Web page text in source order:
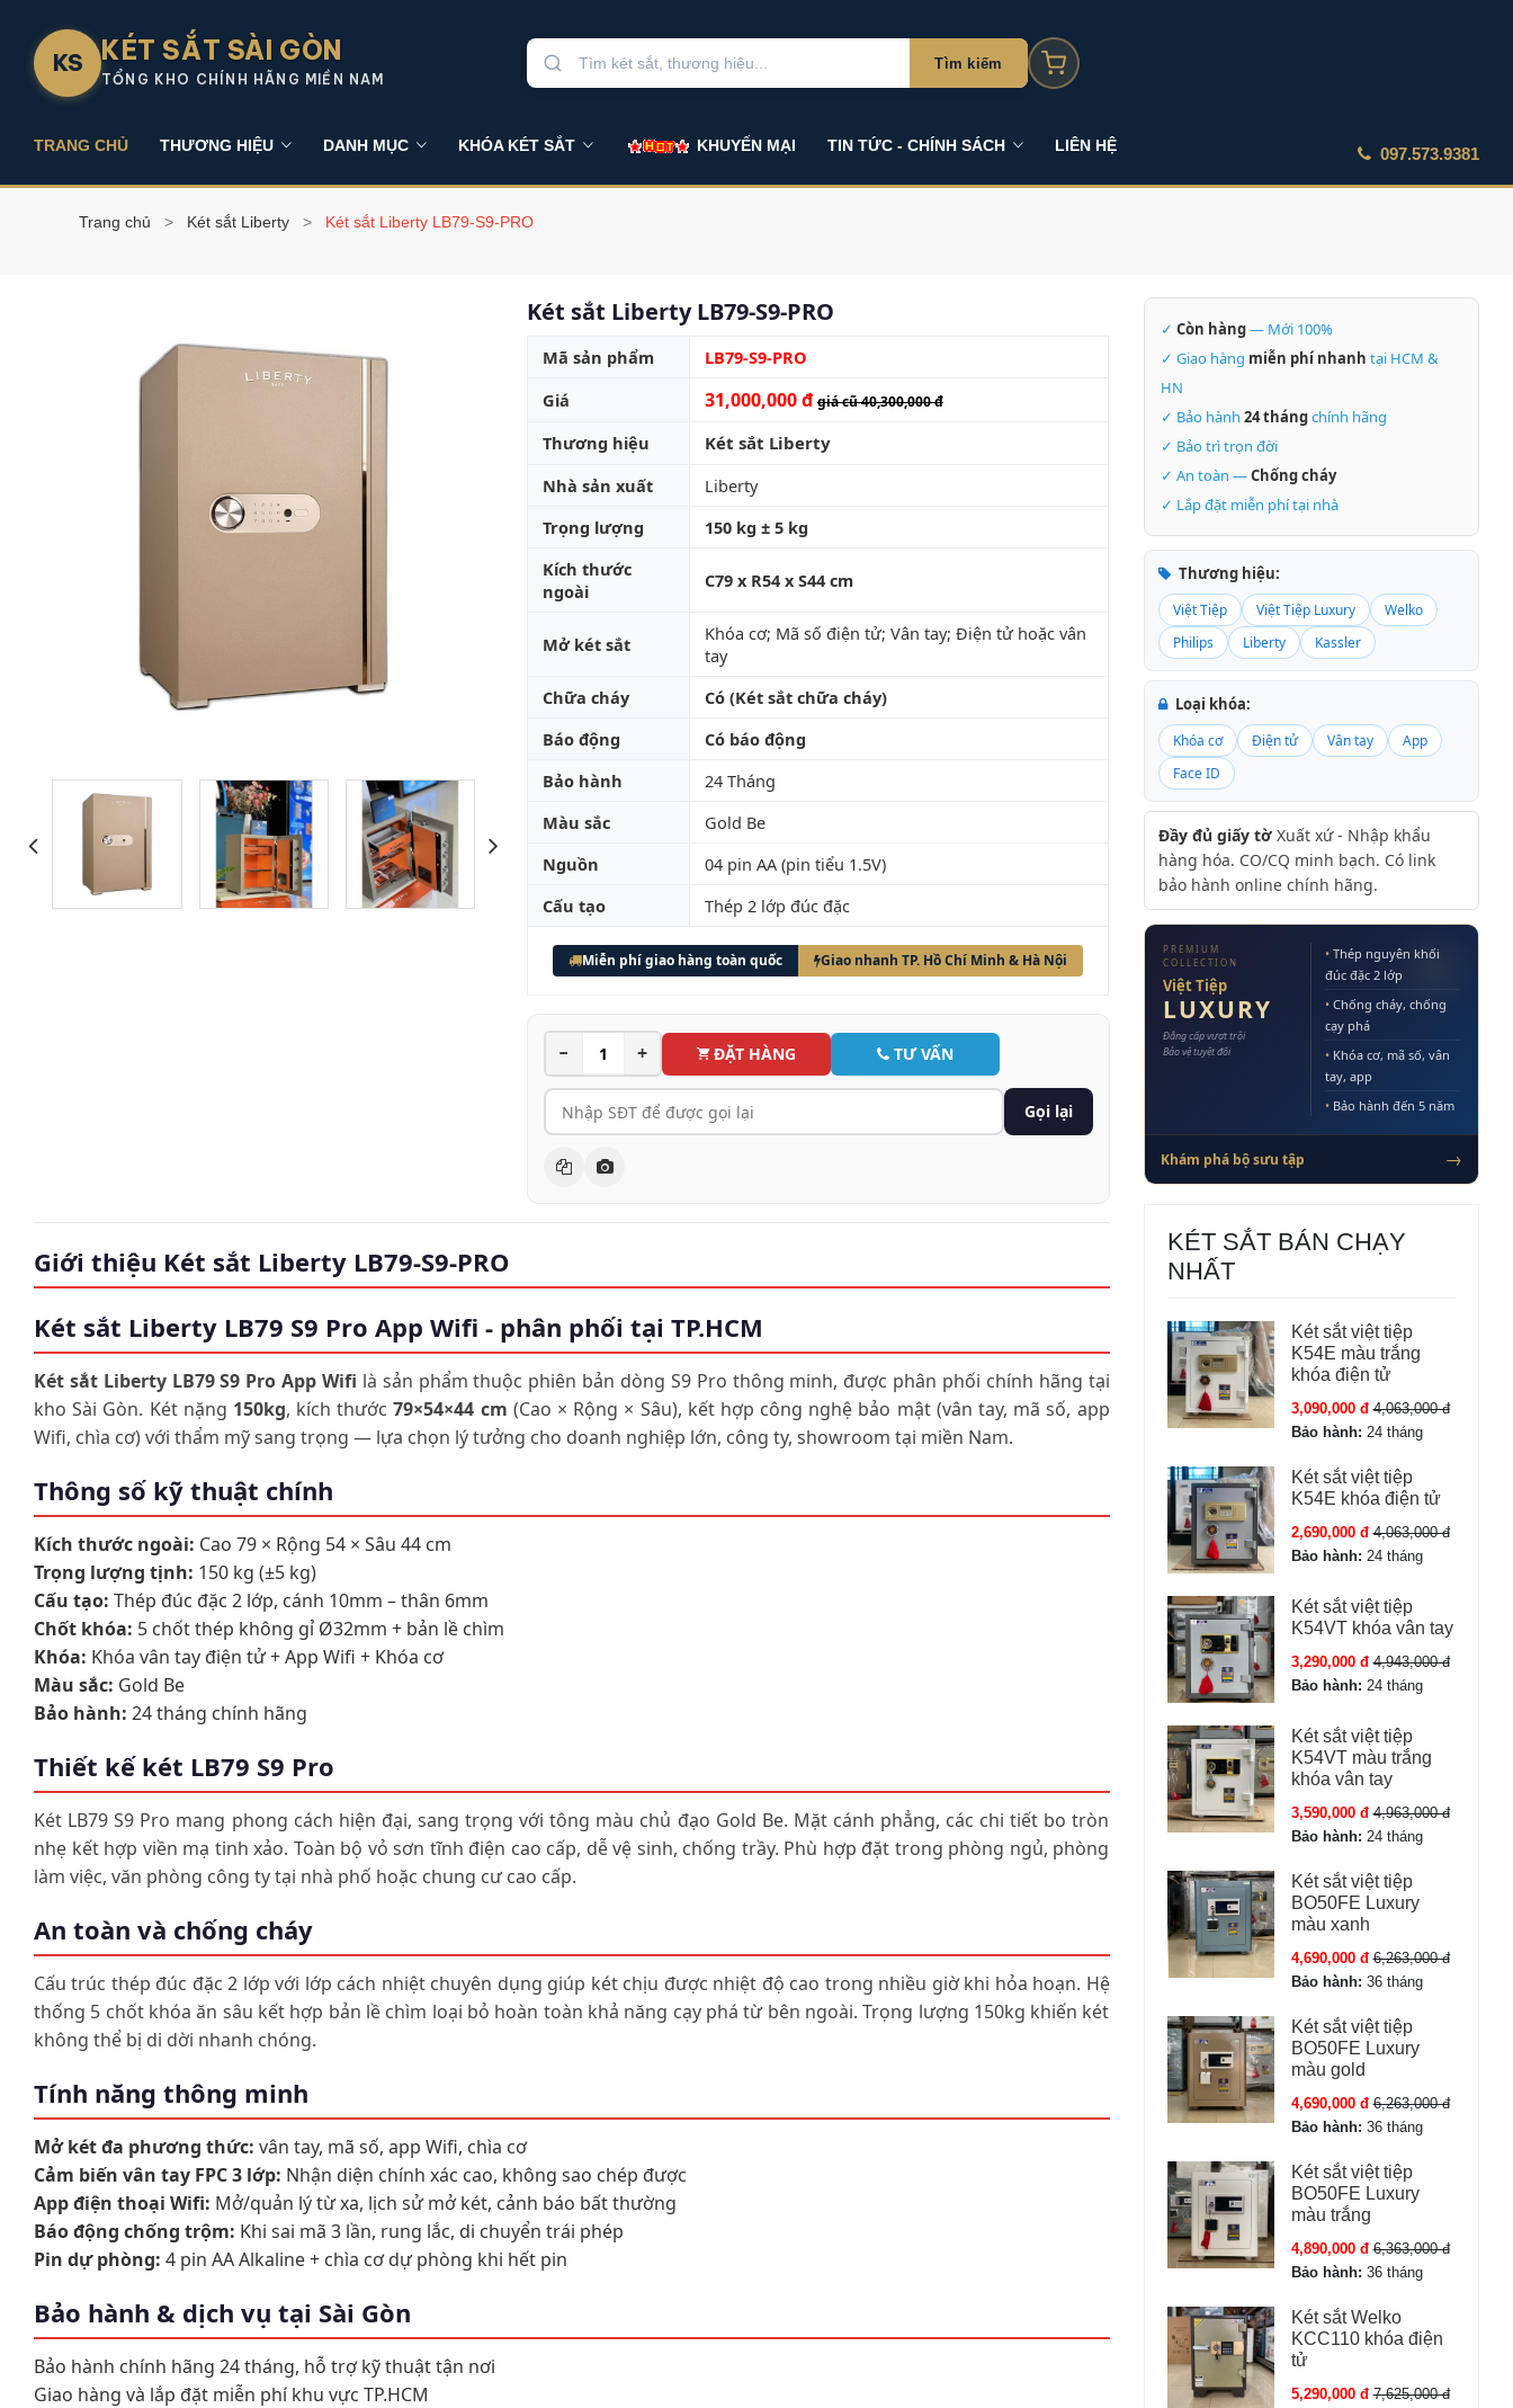
KS KÉT SẮT SÀI GÒN
TỔNG KHO CHÍNH HÃNG MIỀN NAM
Tìm kiếm
TRANG CHỦ THƯƠNG HIỆU DANH MỤC KHÓA KÉT SẮT KHUYẾN MẠI TIN TỨC - CHÍNH SÁCH LIÊN HỆ 097.573.9381
Trang chủ Két sắt Liberty Két sắt Liberty LB79-S9-PRO
Két sắt Liberty LB79-S9-PRO
Mã sản phẩm
LB79-S9-PRO
Giá
31,000,000 đ giá cũ 40,300,000 đ
Thương hiệu
Két sắt Liberty
Nhà sản xuất
Liberty
Trọng lượng
150 kg ± 5 kg
Kích thước
ngoài
C79 x R54 x S44 cm
Mở két sắt
Khóa cơ; Mã số điện tử; Vân tay; Điện tử hoặc vân
tay
Chữa cháy
Có (Két sắt chữa cháy)
Báo động
Có báo động
Bảo hành
24 Tháng
Màu sắc
Gold Be
Nguồn
04 pin AA (pin tiểu 1.5V)
Cấu tạo
Thép 2 lớp đúc đặc
Miễn phí giao hàng toàn quốc Giao nhanh TP. Hồ Chí Minh & Hà Nội
− + ĐẶT HÀNG TƯ VẤN
Gọi lại
✓ Còn hàng— Mới 100%
✓ Giao hàng miễn phí nhanh tại HCM &
HN
✓ Bảo hành 24 thángchính hãng
✓ Bảo trì trọn đời
✓ An toàn —Chống cháy
✓ Lắp đặt miễn phí tại nhà
Thương hiệu:
Việt Tiệp Việt Tiệp Luxury
Welko
Philips
Liberty Kassler
Loại khóa:
Khóa cơ Điện tử Vân tay
App
Face ID
Đầy đủ giấy tờXuất xứ - Nhập khẩu
hàng hóa. CO/CQ minh bạch. Có link
bảo hành online chính hãng.
PREMIUM
COLLECTION
Việt Tiệp
LUXURY
Đẳng cấp vượt trội
Bảo vệ tuyệt đối
• Thép nguyên khối
đúc đặc 2 lớp
• Chống cháy, chống
cạy phá
• Khóa cơ, mã số, vân
tay, app
• Bảo hành đến 5 năm
Khám phá bộ sưu tập →
Giới thiệu Két sắt Liberty LB79-S9-PRO
Két sắt Liberty LB79 S9 Pro App Wifi - phân phối tại TP.HCM
Két sắt Liberty LB79 S9 Pro App Wifi là sản phẩm thuộc phiên bản dòng S9 Pro thông minh, được phân phối chính hãng tại
kho Sài Gòn. Két nặng 150kg, kích thước79×54×44 cm (Cao × Rộng × Sâu), kết hợp công nghệ bảo mật (vân tay, mã số, app
Wifi, chìa cơ) với thẩm mỹ sang trọng — lựa chọn lý tưởng cho doanh nghiệp lớn, công ty, showroom tại miền Nam.
Thông số kỹ thuật chính
Kích thước ngoài: Cao 79 × Rộng 54 × Sâu 44 cm
Trọng lượng tịnh: 150 kg (±5 kg)
Cấu tạo: Thép đúc đặc 2 lớp, cánh 10mm – thân 6mm
Chốt khóa: 5 chốt thép không gỉ Ø32mm + bản lề chìm
Khóa: Khóa vân tay điện tử + App Wifi + Khóa cơ
Màu sắc: Gold Be
Bảo hành: 24 tháng chính hãng
Thiết kế két LB79 S9 Pro
Két LB79 S9 Pro mang phong cách hiện đại, sang trọng với tông màu chủ đạo Gold Be. Mặt cánh phẳng, các chi tiết bo tròn
nhẹ kết hợp viền mạ tinh xảo. Toàn bộ vỏ sơn tĩnh điện cao cấp, dễ vệ sinh, chống trầy. Phù hợp đặt trong phòng ngủ, phòng
làm việc, văn phòng công ty tại nhà phố hoặc chung cư cao cấp.
An toàn và chống cháy
Cấu trúc thép đúc đặc 2 lớp với lớp cách nhiệt chuyên dụng giúp két chịu được nhiệt độ cao trong nhiều giờ khi hỏa hoạn. Hệ
thống 5 chốt khóa ăn sâu kết hợp bản lề chìm loại bỏ hoàn toàn khả năng cạy phá từ bên ngoài. Trọng lượng 150kg khiến két
không thể bị di dời nhanh chóng.
Tính năng thông minh
Mở két đa phương thức: vân tay, mã số, app Wifi, chìa cơ
Cảm biến vân tay FPC 3 lớp: Nhận diện chính xác cao, không sao chép được
App điện thoại Wifi: Mở/quản lý từ xa, lịch sử mở két, cảnh báo bất thường
Báo động chống trộm: Khi sai mã 3 lần, rung lắc, di chuyển trái phép
Pin dự phòng: 4 pin AA Alkaline + chìa cơ dự phòng khi hết pin
Bảo hành & dịch vụ tại Sài Gòn
Bảo hành chính hãng 24 tháng, hỗ trợ kỹ thuật tận nơi
Giao hàng và lắp đặt miễn phí khu vực TP.HCM
KÉT SẮT BÁN CHẠY
NHẤT
Két sắt việt tiệp
K54E màu trắng
khóa điện tử
3,090,000 đ 4,063,000 đ
Bảo hành: 24 tháng
Két sắt việt tiệp
K54E khóa điện tử
2,690,000 đ 4,063,000 đ
Bảo hành: 24 tháng
Két sắt việt tiệp
K54VT khóa vân tay
3,290,000 đ 4,943,000 đ
Bảo hành: 24 tháng
Két sắt việt tiệp
K54VT màu trắng
khóa vân tay
3,590,000 đ 4,963,000 đ
Bảo hành: 24 tháng
Két sắt việt tiệp
BO50FE Luxury
màu xanh
4,690,000 đ 6,263,000 đ
Bảo hành: 36 tháng
Két sắt việt tiệp
BO50FE Luxury
màu gold
4,690,000 đ 6,263,000 đ
Bảo hành: 36 tháng
Két sắt việt tiệp
BO50FE Luxury
màu trắng
4,890,000 đ 6,363,000 đ
Bảo hành: 36 tháng
Két sắt Welko
KCC110 khóa điện
tử
5,290,000 đ 7,625,000 đ